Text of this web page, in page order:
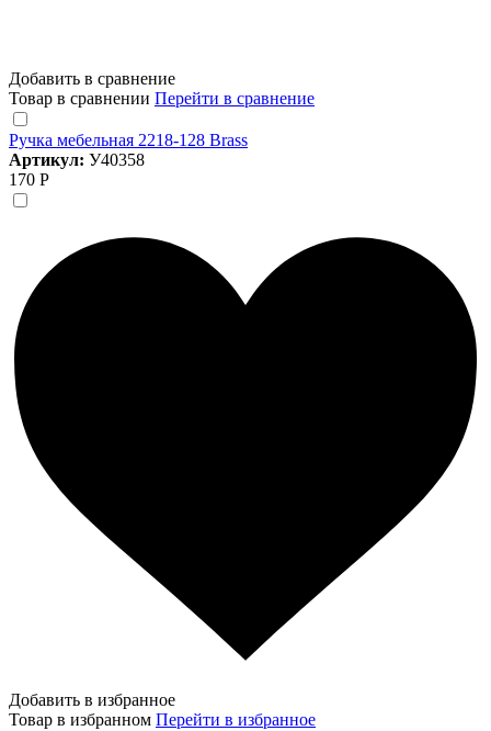
Добавить в сравнение
Товар в сравнении Перейти в сравнение
Ручка мебельная 2218-128 Brass
Артикул: У40358
170 Р
Добавить в избранное
Товар в избранном Перейти в избранное